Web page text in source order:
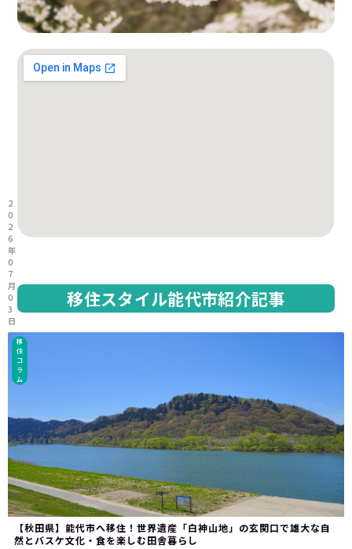
移住スタイル能代市紹介記事
移
住
コ
ラ
ム
【秋田県】能代市へ移住！世界遺産「白神山地」の玄関口で雄大な自
然とバスケ文化・食を楽しむ田舎暮らし
2
0
2
6
年
0
7
月
0
3
日